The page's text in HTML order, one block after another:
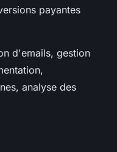
payantes
d'emails, gestion
analyse des